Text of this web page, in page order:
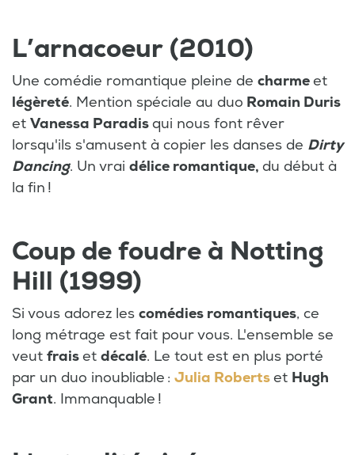
L’arnacoeur (2010)
Une comédie romantique pleine de charmeet
légèreté. Mention spéciale au duo Romain Duris
et Vanessa Paradisqui nous font rêver
lorsqu'ils s'amusent à copier les danses de Dirty
Dancing. Un vrai délice romantique, du début à
la fin !
Coup de foudre à Notting
Hill (1999)
Si vous adorez les comédies romantiques, ce
long métrage est fait pour vous. L'ensemble se
veut fraiset décalé. Le tout est en plus porté
par un duo inoubliable : Julia Robertset Hugh
Grant. Immanquable !